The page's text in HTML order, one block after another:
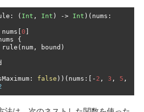
: ( Int , Int ) -> Int )( nums :
nums 0
{
rule ( num , bound )
: false ))( nums :[- 2 , 3 , 5 ,